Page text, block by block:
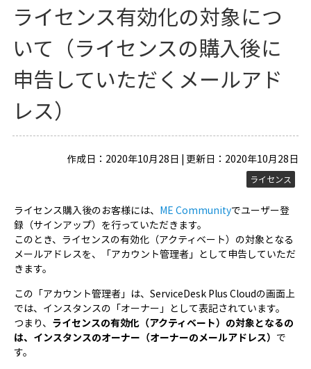
ライセンス有効化の対象につ
いて（ライセンスの購入後に
申告していただくメールアド
レス）
作成日：2020年10月28日 | 更新日：2020年10月28日
ライセンス
ライセンス購入後のお客様には、 ME Communityでユーザー登
録（サインアップ）を行っていただきます。
このとき、ライセンスの有効化（アクティベート）の対象となる
メールアドレスを、「アカウント管理者」として申告していただ
きます。
この「アカウント管理者」は、ServiceDesk Plus Cloudの画面上
では、インスタンスの「オーナー」として表記されています。
つまり、 ライセンスの有効化（アクティベート）の対象となるの
は、インスタンスのオーナー（オーナーのメールアドレス） で
す。